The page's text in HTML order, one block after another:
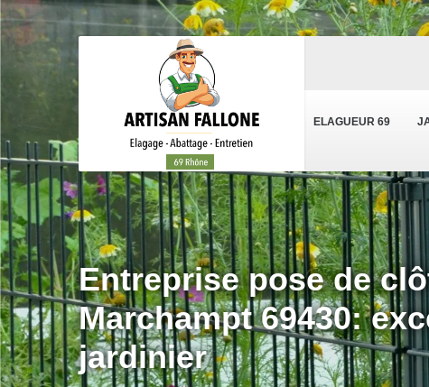
ELAGUEUR 69
Entreprise pose de
Marchampt 69430:
jardinier